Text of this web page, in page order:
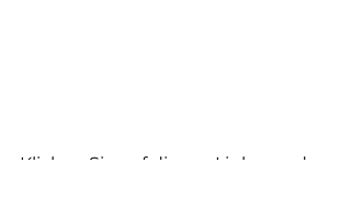
Klicken Sie auf diesen Link, um das